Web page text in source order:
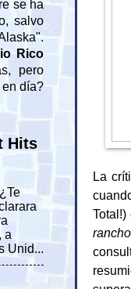
La
Total!)
se ha
salvo
Rico
pero
en día?
Hits
a
Unid...